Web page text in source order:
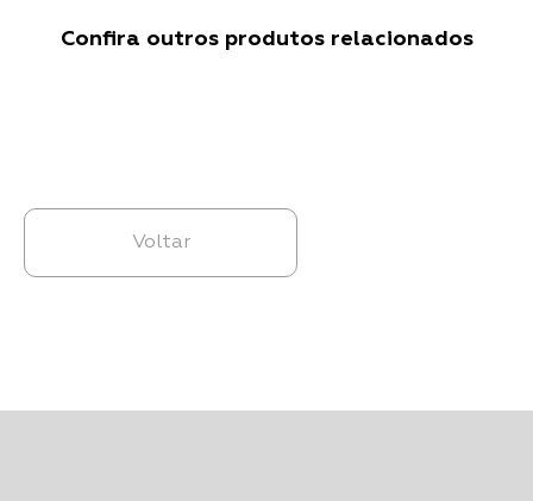
Confira outros produtos relacionados
Voltar